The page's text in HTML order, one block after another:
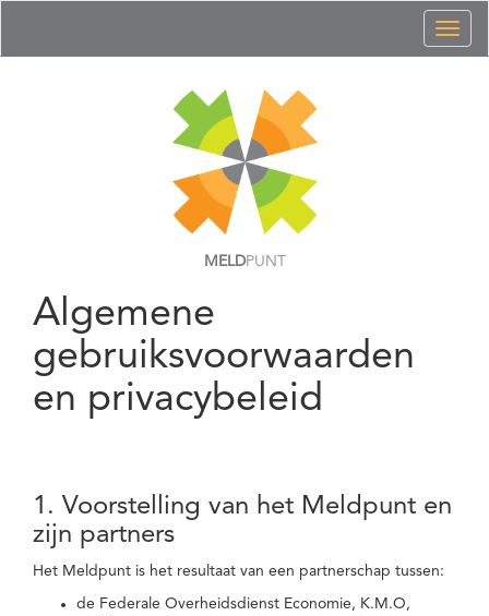
MELDPUNT
Algemene
gebruiksvoorwaarden
en privacybeleid
1. Voorstelling van het Meldpunt en
zijn partners
Het Meldpunt is het resultaat van een partnerschap tussen:
de Federale Overheidsdienst Economie, K.M.O,